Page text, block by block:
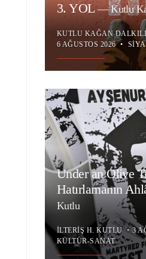
3. YOL—Kutlu
KUTLU KAĞAN
6 AĞUSTOS 2026 •
Under an Olive
Hatırlamanın
Kutlu
İLTERIŞ H. KUTLU • 3
KÜLTÜR-SANAT